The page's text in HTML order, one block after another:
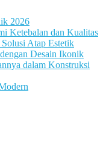
2026
Ketebalan dan Kualitas
Atap Estetik
Desain Ikonik
dalam Konstruksi